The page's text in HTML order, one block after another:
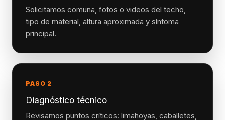
Solicitamos comuna, fotos o videos del techo,
tipo de material, altura aproximada y síntoma
principal.
PASO 2
Diagnóstico técnico
Revisamos puntos críticos: limahoyas, caballetes,